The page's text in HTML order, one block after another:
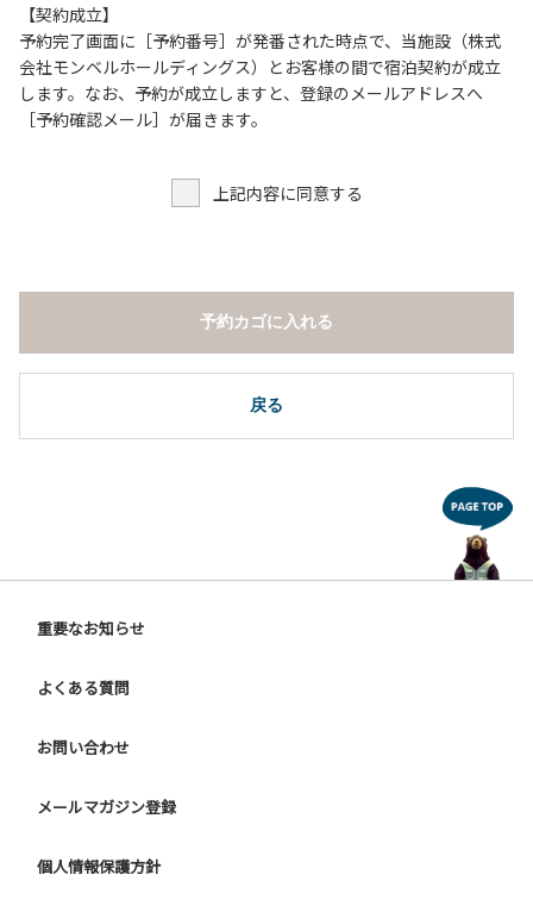
【ロッジご利用上の注意事項ならびに禁止事項】
１.動物（ペット類）の同伴はご遠慮願います。
２.安全管理上、お子様の単独での行動はご遠慮ください。
３.調度品などの持ち出しはしないでください。
６.周囲に迷惑となるような行為（夜間の大声での談笑等）や
床面から高さ60cm以上離してご利用ください。
８.炭火の利用後は炭の鎮火の確認をお願いいたします。
９.BBQ台（BBQコンロやグリル）の貸出はございません。
10.駐車場や芝生スペースを含め、コテージ周辺でのタープ・
テントの設営、テーブル・椅子の持ち出しは禁止です。
２.安全管理上、お子様の単独での行動はご遠慮ください。
４.ご訪問客とのサイト内での面会はご遠慮願います。
６.周囲に迷惑となるような行為（夜間の大声での談笑等）や
７.BBQ台（BBQコンロやグリル）は床面から高さ60cm以上
さい。
９ ユニットハウス内のシンクでは、コンロや網などの洗浄は
【契約成立】
予約完了画面に［予約番号］が発番された時点で、当施設（株式
会社モンベルホールディングス）とお客様の間で宿泊契約が成立
します。なお、予約が成立しますと、登録のメールアドレスへ
［予約確認メール］が届きます。
上記内容に同意する
戻る
予約カゴに入れる
重要なお知らせ
よくある質問
お問い合わせ
メールマガジン登録
個人情報保護方針